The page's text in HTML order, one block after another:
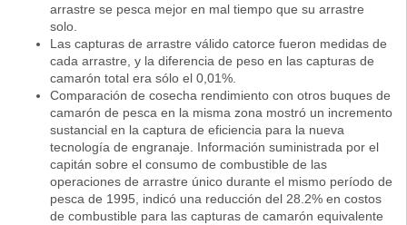
arrastre se pesca mejor en mal tiempo que su arrastre
solo.
Las capturas de arrastre válido catorce fueron medidas de
cada arrastre, y la diferencia de peso en las capturas de
camarón total era sólo el 0,01%.
Comparación de cosecha rendimiento con otros buques de
camarón de pesca en la misma zona mostró un incremento
sustancial en la captura de eficiencia para la nueva
tecnología de engranaje. Información suministrada por el
capitán sobre el consumo de combustible de las
operaciones de arrastre único durante el mismo período de
pesca de 1995, indicó una reducción del 28.2% en costos
de combustible para las capturas de camarón equivalente